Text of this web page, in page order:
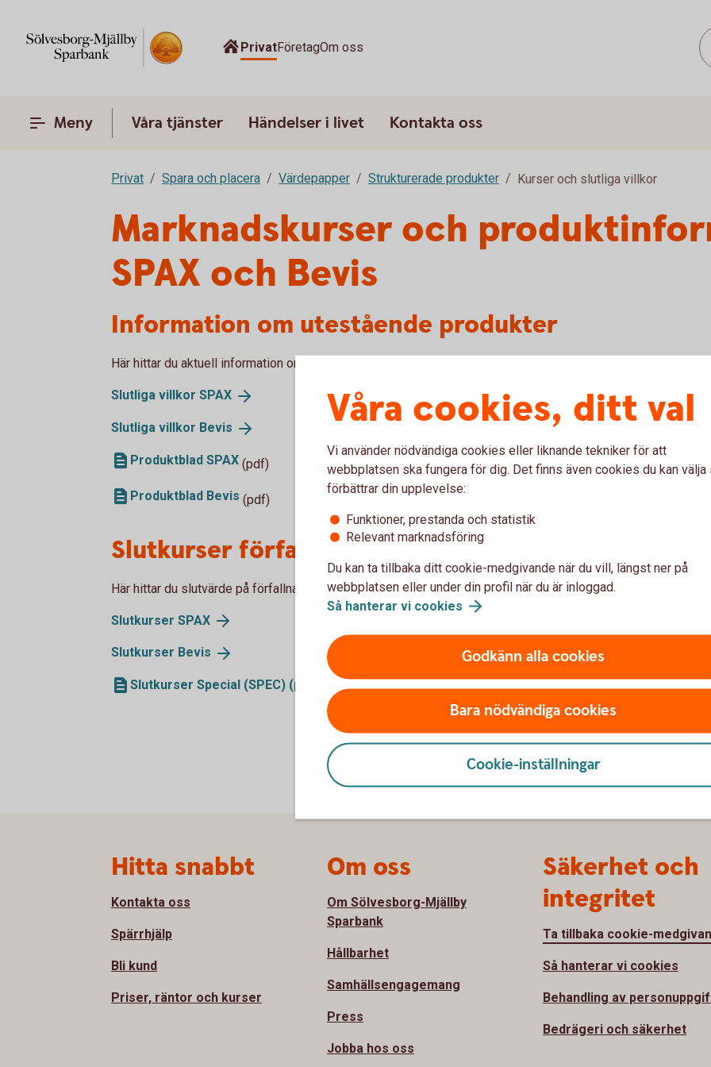
PrivatFöretagOm oss
Meny Våra tjänster Händelser i livet Kontakta oss
Privat Spara och placera Värdepapper Strukturerade produkter Kurser och slutliga villkor
Marknadskurser och
SPAX och Bevis
Information om utestående produkter
Här hittar du aktuell information om våra utestående SPAX och Bevis.
Slutliga villkor SPAX
Slutliga villkor Bevis
Produktblad SPAX (pdf)
Produktblad Bevis (pdf)
Slutkurser förfallna produkter
Här hittar du slutvärde på förfallna SPAX och Bevis.
Slutkurser SPAX
Slutkurser Bevis
Slutkurser Special (SPEC) (pdf)
Våra cookies, ditt val
Vi använder nödvändiga cookies eller liknande tekniker för att
webbplatsen ska fungera för dig. Det finns även cookies du kan välja
förbättrar din upplevelse:
Funktioner, prestanda och statistik
Relevant marknadsföring
Du kan ta tillbaka ditt cookie-medgivande när du vill, längst ner på
webbplatsen eller under din profil när du är inloggad.
Så hanterar vi cookies
Godkänn alla cookies
Bara nödvändiga cookies
Cookie-inställningar
Hitta snabbt
Kontakta oss
Spärrhjälp
Bli kund
Priser, räntor och kurser
Om oss
Om Sölvesborg-Mjällby
Sparbank
Hållbarhet
Samhällsengagemang
Press
Jobba hos oss
Säkerhet och
integritet
Ta tillbaka cookie-
Så hanterar vi cookies
Behandling av
Bedrägeri och säkerhet